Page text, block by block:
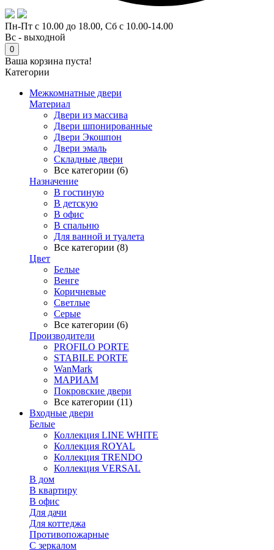
Пн-Пт с 10.00 до 18.00, Сб с 10.00-14.00
Вс - выходной
0
Ваша корзина пуста!
Категории
Межкомнатные двери
Материал
Двери из массива
Двери шпонированные
Двери Экошпон
Двери эмаль
Складные двери
Все категории (6)
Назначение
В гостиную
В детскую
В офис
В спальню
Для ванной и туалета
Все категории (8)
Цвет
Белые
Венге
Коричневые
Светлые
Серые
Все категории (6)
Производители
PROFILO PORTE
STABILE PORTE
WanMark
МАРИАМ
Покровские двери
Все категории (11)
Входные двери
Белые
Коллекция LINE WHITE
Коллекция ROYAL
Коллекция TRENDO
Коллекция VERSAL
В дом
В квартиру
В офис
Для дачи
Для коттеджа
Противопожарные
С зеркалом